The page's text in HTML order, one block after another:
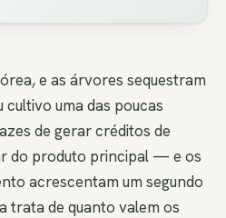
e as árvores sequestram
uma das poucas
de gerar créditos de
do produto principal — e os
acrescentam um segundo
trata de quanto valem os